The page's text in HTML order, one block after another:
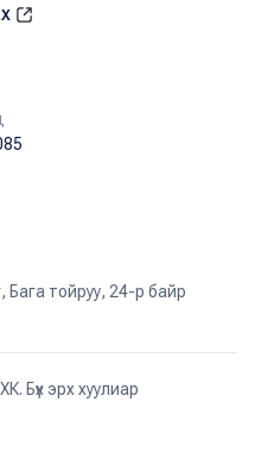
Бага тойруу, 24-р байр
Бүх эрх хуулиар